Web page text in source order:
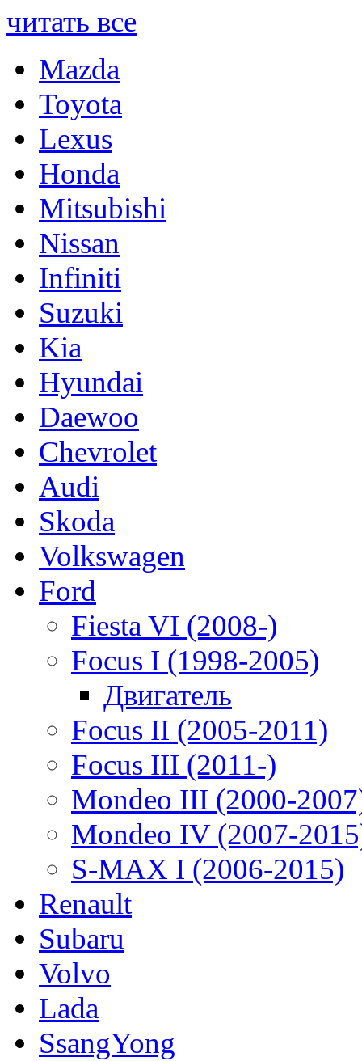
читать все
Mazda
Toyota
Lexus
Honda
Mitsubishi
Nissan
Infiniti
Suzuki
Kia
Hyundai
Daewoo
Chevrolet
Audi
Skoda
Volkswagen
Ford
Fiesta VI (2008-)
Focus I (1998-2005)
Двигатель
Focus II (2005-2011)
Focus III (2011-)
Mondeo III (2000-
Mondeo IV (2007-
S-MAX I (2006-2015)
Renault
Subaru
Volvo
Lada
SsangYong